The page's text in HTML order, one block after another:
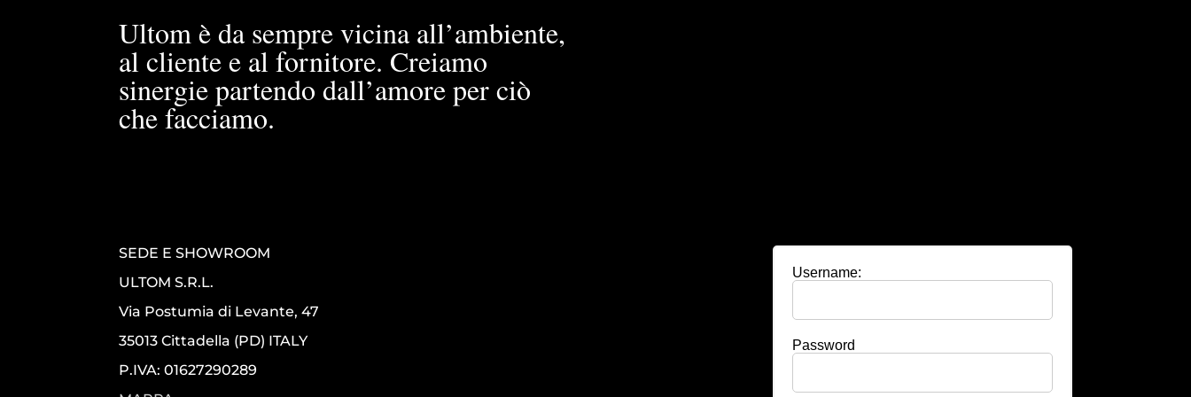
Ultom è da sempre vicina all’ambiente,
al cliente e al fornitore. Creiamo
sinergie partendo dall’amore per ciò
che facciamo.
SEDE E SHOWROOM
ULTOM S.R.L.
Via Postumia di Levante, 47
35013 Cittadella (PD) ITALY
P.IVA: 01627290289
Username:
Password